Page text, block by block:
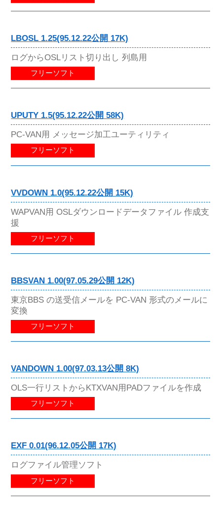
LBOSL 1.25(95.12.22公開 17K)
ログからOSLリスト切り出し 列島用
フリーソフト
UPUTY 1.5(95.12.22公開 58K)
PC-VAN用 メッセージ加工ユーティリティ
フリーソフト
VVDOWN 1.0(95.12.22公開 15K)
WAPVAN用 OSLダウンロードデータファイル 作成支
援
フリーソフト
BBSVAN 1.00(97.05.29公開 12K)
東京BBS の送受信メールを PC-VAN 形式のメールに
変換
フリーソフト
VANDOWN 1.00(97.03.13公開 8K)
OLS一行リストからKTXVAN用PADファイルを作成
フリーソフト
EXF 0.01(96.12.05公開 17K)
ログファイル管理ソフト
フリーソフト